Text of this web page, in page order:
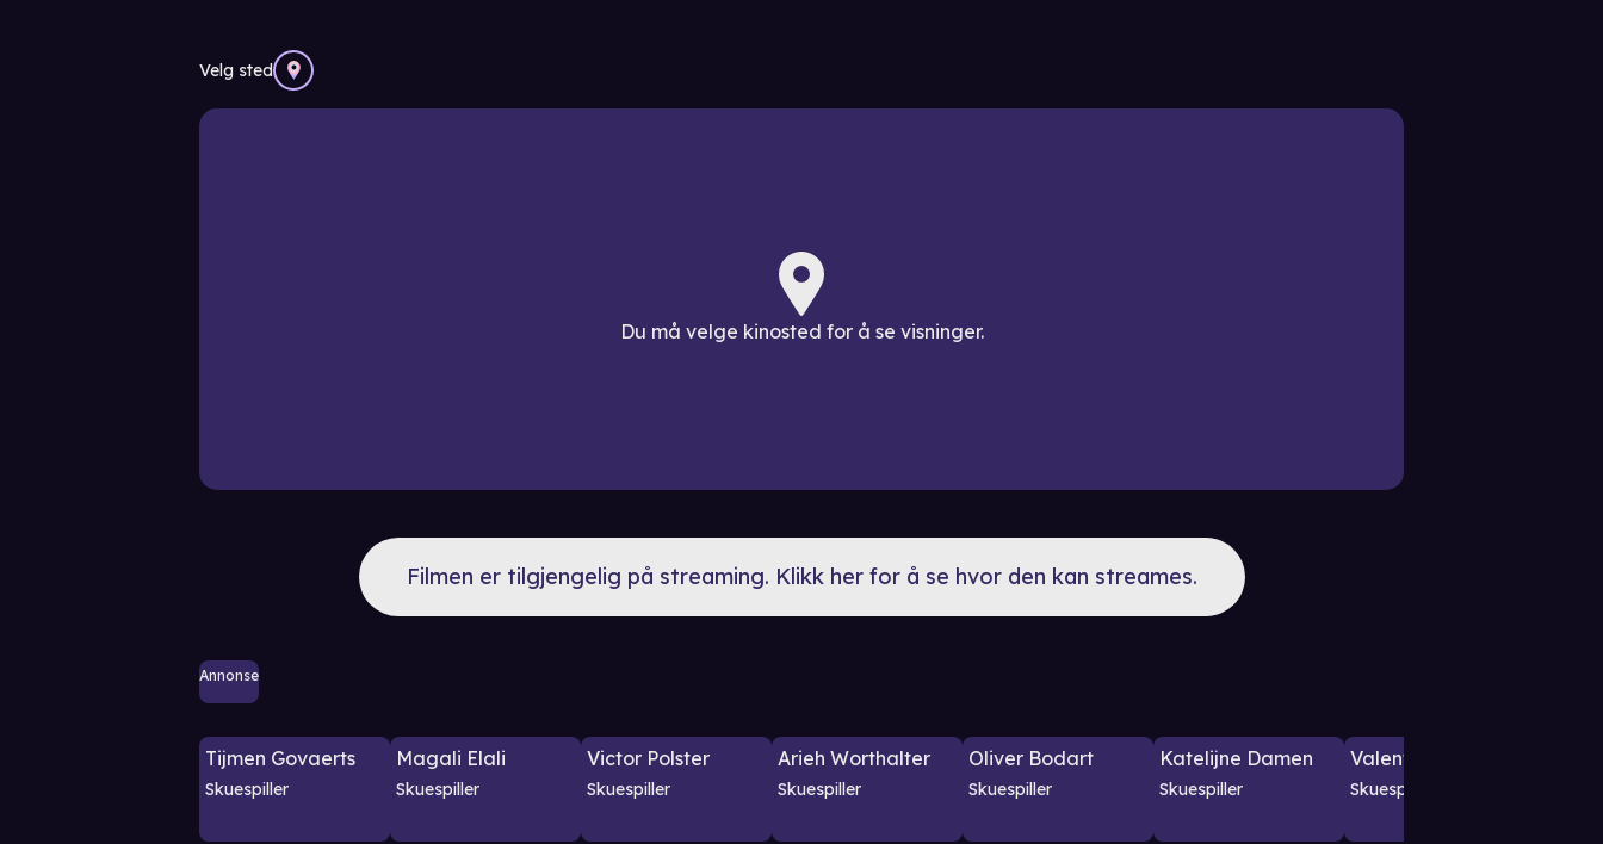
Velg sted
Du må velge kinosted for å se visninger.
Filmen er tilgjengelig på streaming. Klikk her for å se hvor den kan streames.
Annonse
Tijmen Govaerts
Skuespiller
Magali Elali
Skuespiller
Victor Polster
Skuespiller
Arieh Worthalter
Skuespiller
Oliver Bodart
Skuespiller
Katelijne Damen
Skuespiller
Valentijn Dhaenens
Skuespiller